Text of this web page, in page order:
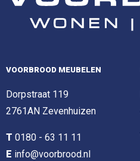
VOORBROOD MEUBELEN
Dorpstraat 119
2761AN Zevenhuizen
T 0180 - 63 11 11
E info@voorbrood.nl